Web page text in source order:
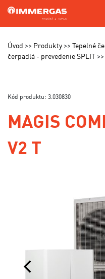
PRODUKTY
CENNÍKY
Úvod Produkty Tepelné
čerpadlá - prevedenie SPLIT
Kód produktu: 3.030830
MAGIS
V2 T